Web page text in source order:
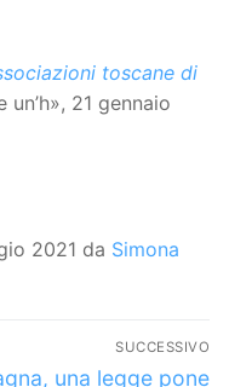
toscane di
un’h», 21 gennaio
2021 da Simona
SUCCESSIVO
una legge pone